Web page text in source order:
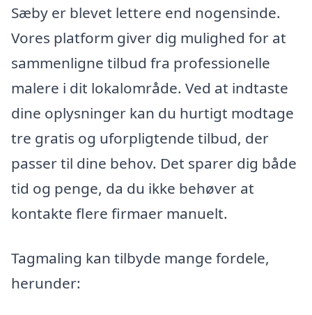
Sæby er blevet lettere end nogensinde.
Vores platform giver dig mulighed for at
sammenligne tilbud fra professionelle
malere i dit lokalområde. Ved at indtaste
dine oplysninger kan du hurtigt modtage
tre gratis og uforpligtende tilbud, der
passer til dine behov. Det sparer dig både
tid og penge, da du ikke behøver at
kontakte flere firmaer manuelt.
Tagmaling kan tilbyde mange fordele,
herunder: